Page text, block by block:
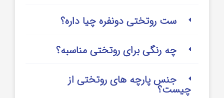
ست روتختی دونفره چیا داره؟
چه رنگی برای روتختی مناسبه؟
جنس پارچه های روتختی از
چیست؟